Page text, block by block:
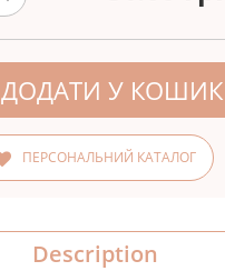
ДОДАТИ У КОШИК
ПЕРСОНАЛЬНИЙ КАТАЛОГ
Description